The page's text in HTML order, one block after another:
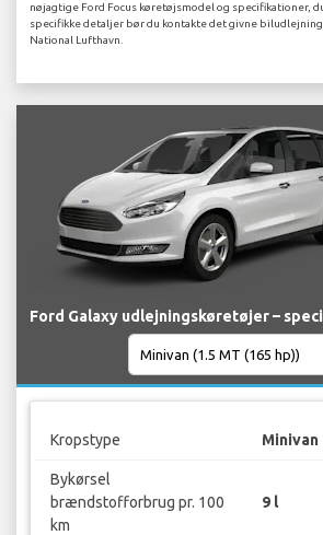
nøjagtige Ford Focus køretøjsmodel og specifikationer,
specifikke detaljer bør du kontakte det givne
National Lufthavn.
Ford Galaxy udlejningskøretøjer –
Kropstype Minivan
Bykørsel
brændstofforbrug pr. 100
km
9 l